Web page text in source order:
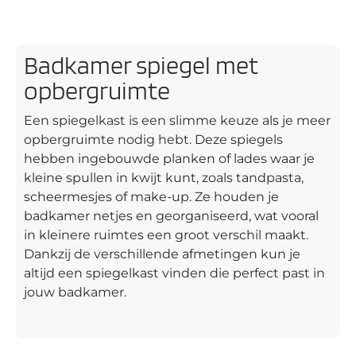
Badkamer spiegel met
opbergruimte
Een spiegelkast is een slimme keuze als je meer
opbergruimte nodig hebt. Deze spiegels
hebben ingebouwde planken of lades waar je
kleine spullen in kwijt kunt, zoals tandpasta,
scheermesjes of make-up. Ze houden je
badkamer netjes en georganiseerd, wat vooral
in kleinere ruimtes een groot verschil maakt.
Dankzij de verschillende afmetingen kun je
altijd een spiegelkast vinden die perfect past in
jouw badkamer.